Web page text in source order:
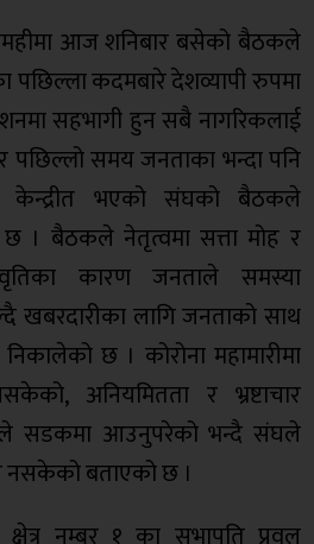
आज शनिबार बसेको बैठकले
कदमबारे देशव्यापी रुपमा
सहभागी हुन सबै नागरिकलाई
पछिल्लो समय जनताका भन्दा पनि
केन्द्रीत भएको संघको बैठकले
। बैठकले नेतृत्वमा सत्ता मोह र
कारण जनताले समस्या
खबरदारीका लागि जनताको साथ
छ । कोरोना महामारीमा
अनियमितता र भ्रष्टाचार
सडकमा आउनुपरेको भन्दै संघले
बताएको छ ।